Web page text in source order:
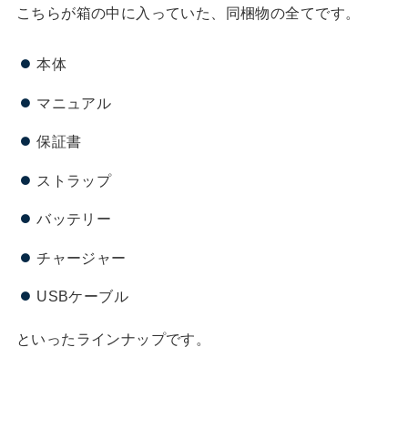
こちらが箱の中に入っていた、同梱物の全てです。
本体
マニュアル
保証書
ストラップ
バッテリー
チャージャー
USBケーブル
といったラインナップです。